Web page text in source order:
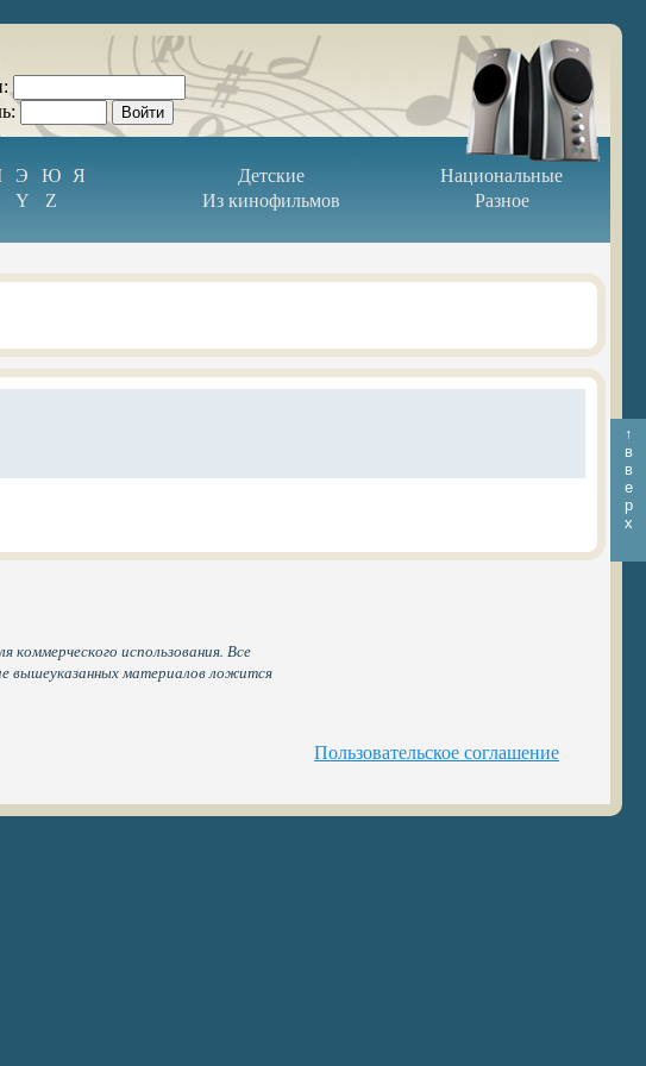
Э Ю Я Детские
Национальные
Y Z Из кинофильмов Разное
коммерческого использования. Все
вышеуказанных материалов ложится
Пользовательское соглашение
↑
в
в
е
р
х